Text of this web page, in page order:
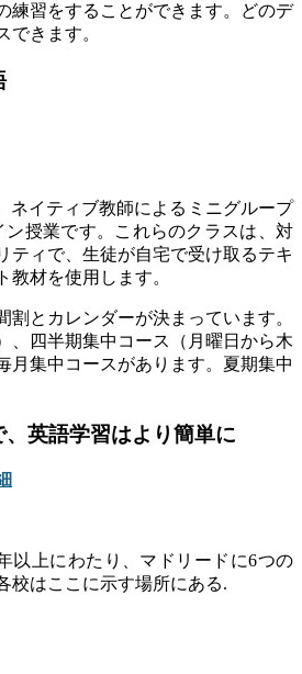
練習をすることができます。どのデ
できます。
ネイティブ教師によるミニグループ
ン授業です。これらのクラスは、対
ティで、生徒が自宅で受け取るテキ
教材を使用します。
割とカレンダーが決まっています。
、四半期集中コース（月曜日から木
月集中コースがあります。夏期集中
英語学習はより簡単に
以上にわたり、マドリードに6つの
校はここに示す場所にある.